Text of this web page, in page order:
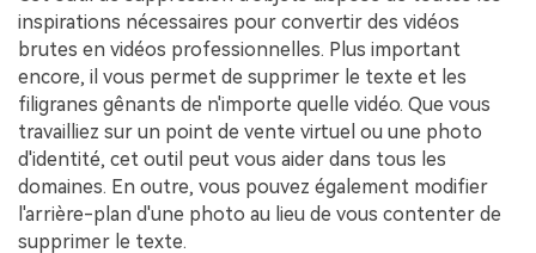
inspirations nécessaires pour convertir des vidéos
brutes en vidéos professionnelles. Plus important
encore, il vous permet de supprimer le texte et les
filigranes gênants de n'importe quelle vidéo. Que vous
travailliez sur un point de vente virtuel ou une photo
d'identité, cet outil peut vous aider dans tous les
domaines. En outre, vous pouvez également modifier
l'arrière-plan d'une photo au lieu de vous contenter de
supprimer le texte.